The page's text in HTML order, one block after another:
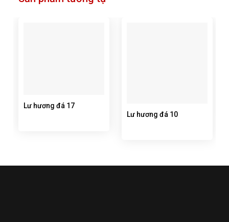
Lư hương đá 17
Lư hương đá 10